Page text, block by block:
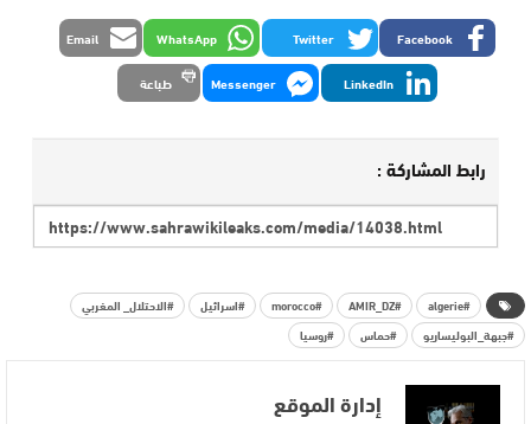
Facebook
Twitter
WhatsApp
Email
LinkedIn
Messenger طباعة
رابط المشاركة :
#algerie
#AMIR_DZ
#morocco #اسرائيل
#الاحتلال_ المغربي
#جبهة_البوليساريو
#حماس #روسيا
إدارة الموقع